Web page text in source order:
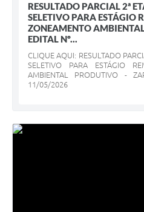
RESULTADO PARCIAL 2ª
SELETIVO PARA ESTÁGIO
ZONEAMENTO
EDITAL Nº...
CLIQUE AQUI: RESULTADO
SELETIVO PARA ESTÁGIO
AMBIENTAL PRODUTIVO -
11/05/2026